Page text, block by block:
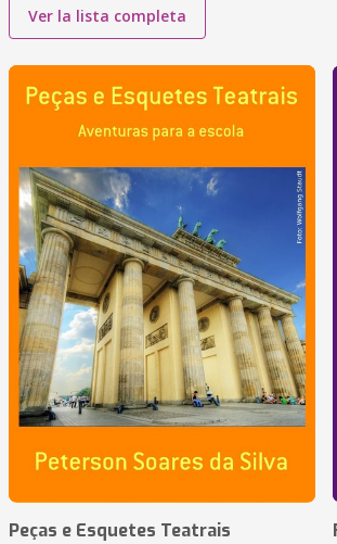
Ver la lista completa
Peças e Esquetes Teatrais